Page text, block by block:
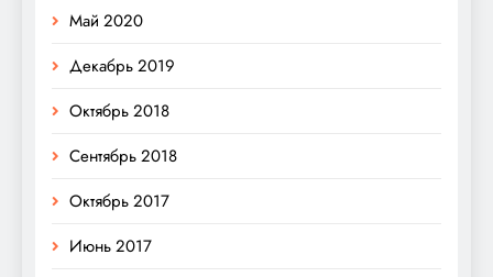
Май 2020
Декабрь 2019
Октябрь 2018
Сентябрь 2018
Октябрь 2017
Июнь 2017